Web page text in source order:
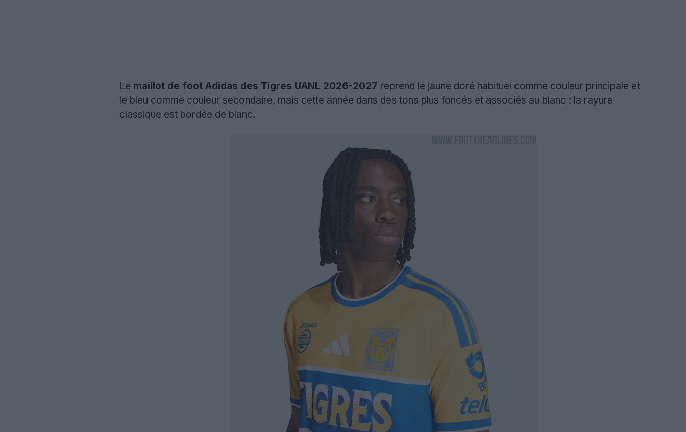
Le maillot de foot Adidas des Tigres UANL 2026-2027 reprend le jaune doré habituel comme couleur principale et
le bleu comme couleur secondaire, mais cette année dans des tons plus foncés et associés au blanc : la rayure
classique est bordée de blanc.